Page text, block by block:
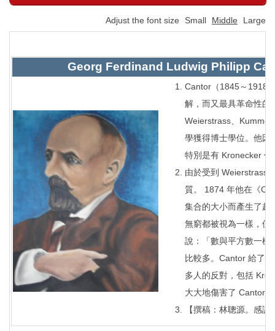
Adjust the font size Small Middle Large
Georg Ferdinand Ludwig Philipp
Cantor（1845～1918
解，而又最具革命性的
Weierstrass、
學獲得博士學位。他因
特別是有 Kronecker
由於受到 Weierstrass
質。 1874 年他在《
集合的大小而產生了超
無窮都被視為一樣，但
說：「數與平方數一樣
比較多。Cantor 給了
多人的反對，包括
大大地傷害了 Cantor。
【撰稿：林聰源。感